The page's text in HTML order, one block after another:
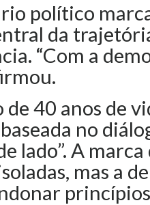
político
da
“Com a
de 40 anos de
no
lado”. A
mas a